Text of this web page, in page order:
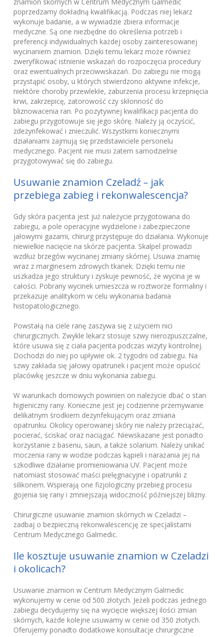
znamion skórnych w Centrum Medycznym Galmedic
poprzedzamy dokładną kwalifikacją. Podczas niej lekarz
wykonuje badanie, a w wywiadzie zbiera informacje
medyczne. Są one niezbędne do określenia potrzeb i
preferencji indywidualnych każdej osoby zainteresowanej
wycinaniem znamion. Dzięki temu lekarz może również
zweryfikować istnienie wskazań do rozpoczęcia procedury
oraz ewentualnych przeciwwskazań. Do zabiegu nie mogą
przystąpić osoby, u których stwierdzono aktywne infekcje,
niektóre choroby przewlekłe, zaburzenia procesu krzepnięcia
krwi, zakrzepicę, zatorowość czy skłonność do
bliznowacenia ran. Po pozytywnej kwalifikacji pacjenta do
zabiegu przygotowuje się jego skórę. Należy ją oczyścić,
zdezynfekować i znieczulić. Wszystkimi koniecznymi
działaniami zajmują się przedstawiciele personelu
medycznego. Pacjent nie musi zatem samodzielnie
przygotowywać się do zabiegu.
Usuwanie znamion Czeladź – jak
przebiega zabieg i rekonwalescencja?
Gdy skóra pacjenta jest już należycie przygotowana do
zabiegu, a pole operacyjne wydzielone i zabezpieczone
jałowymi gazami, chirurg przystępuje do działania. Wykonuje
niewielkie nacięcie na skórze pacjenta. Skalpel prowadzi
wzdłuż brzegów wycinanej zmiany skórnej. Usuwa znamię
wraz z marginesem zdrowych tkanek. Dzięki temu nie
uszkadza jego struktury i zyskuje pewność, że wycina je w
całości. Pobrany wycinek umieszcza w roztworze formaliny i
przekazuje analitykom w celu wykonania badania
histopatologicznego.
Powstałą na ciele ranę zaszywa się z użyciem nici
chirurgicznych. Zwykle lekarz stosuje szwy nierozpuszczalne,
które usuwa się z ciała pacjenta podczas wizyty kontrolnej.
Dochodzi do niej po upływie ok. 2 tygodni od zabiegu. Na
szwy zakłada się jałowy opatrunek i pacjent może opuścić
placówkę jeszcze w dniu wykonania zabiegu.
W warunkach domowych powinien on należycie dbać o stan
higieniczny rany. Konieczne jest jej codzienne przemywanie
delikatnym środkiem dezynfekującym oraz zmiana
opatrunku. Okolicy operowanej skóry nie należy przeciążać,
pocierać, ściskać oraz naciągać. Niewskazane jest ponadto
korzystanie z basenu, saun, a także solarium. Należy unikać
moczenia rany w wodzie podczas kąpieli i narażania jej na
szkodliwe działanie promieniowania UV. Pacjent może
natomiast stosować maści pielęgnacyjne i opatrunki z
silikonem. Wspierają one fizjologiczny przebieg procesu
gojenia się rany i zmniejszają widoczność późniejszej blizny.
Chirurgiczne usuwanie znamion skórnych w Czeladzi –
zadbaj o bezpieczną rekonwalescencję ze specjalistami
Centrum Medycznego Galmedic.
Ile kosztuje usuwanie znamion w Czeladzi
i okolicach?
Usuwanie znamion w Centrum Medycznym Galmedic
wykonujemy w cenie od 500 złotych. Jeżeli podczas jednego
zabiegu decydujemy się na wycięcie większej ilości zmian
skórnych, każde kolejne usuwamy w cenie od 350 złotych.
Oferujemy ponadto dodatkowe konsultacje chirurgiczne